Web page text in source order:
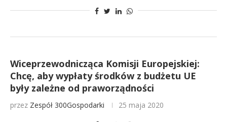
Wiceprzewodnicząca Komisji Europejskiej:
Chcę, aby wypłaty środków z budżetu UE
były zależne od praworządności
przez Zespół 300Gospodarki 25 maja 2020